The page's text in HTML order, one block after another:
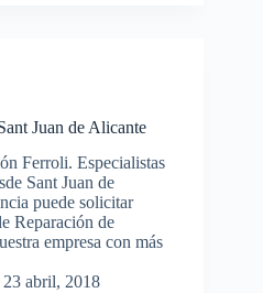
Juan de Alicante
Ferroli. Especialistas
Sant Juan de
puede solicitar
Reparación de
empresa con más
23 abril, 2018